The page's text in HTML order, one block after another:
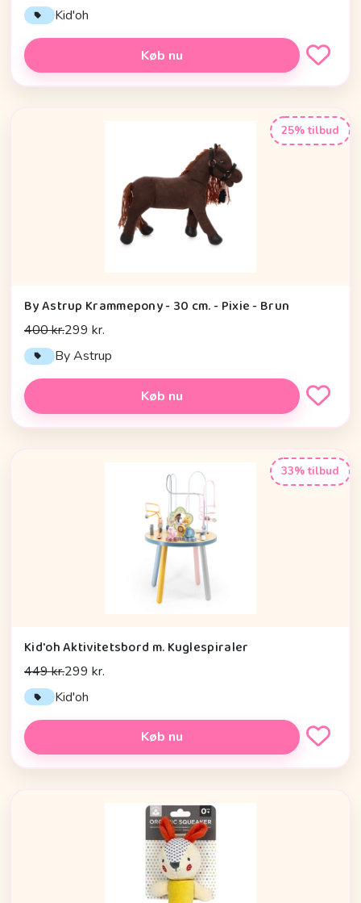
Kid'oh
Køb nu
25% tilbud
By Astrup Krammepony - 30 cm. - Pixie - Brun
400 kr.299 kr.
By Astrup
Køb nu
33% tilbud
Kid'oh Aktivitetsbord m. Kuglespiraler
449 kr.299 kr.
Kid'oh
Køb nu